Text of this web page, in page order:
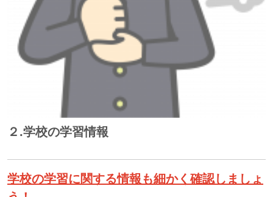
２.学校の学習情報
学校の学習に関する情報も細かく確認しましょ